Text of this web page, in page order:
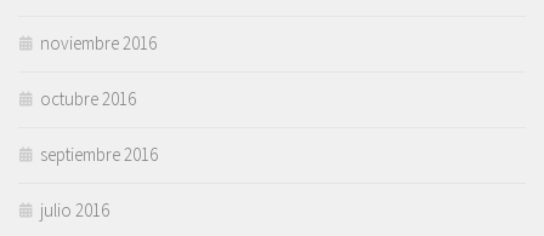
noviembre 2016
octubre 2016
septiembre 2016
julio 2016